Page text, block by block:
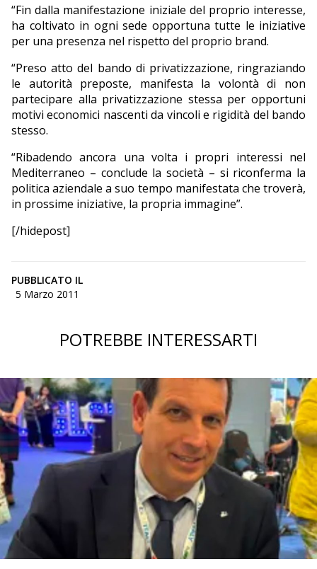
“Fin dalla manifestazione iniziale del proprio interesse,
ha coltivato in ogni sede opportuna tutte le iniziative
per una presenza nel rispetto del proprio brand.
“Preso atto del bando di privatizzazione, ringraziando
le autorità preposte, manifesta la volontà di non
partecipare alla privatizzazione stessa per opportuni
motivi economici nascenti da vincoli e rigidità del bando
stesso.
“Ribadendo ancora una volta i propri interessi nel
Mediterraneo – conclude la società – si riconferma la
politica aziendale a suo tempo manifestata che troverà,
in prossime iniziative, la propria immagine”.
[/hidepost]
PUBBLICATO IL
5 Marzo 2011
POTREBBE INTERESSARTI